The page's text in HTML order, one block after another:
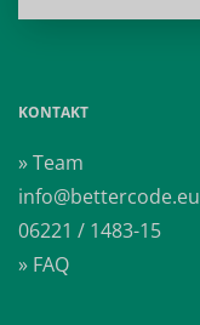
KONTAKT
» Team
info@bettercode.eu
06221 / 1483-15
» FAQ